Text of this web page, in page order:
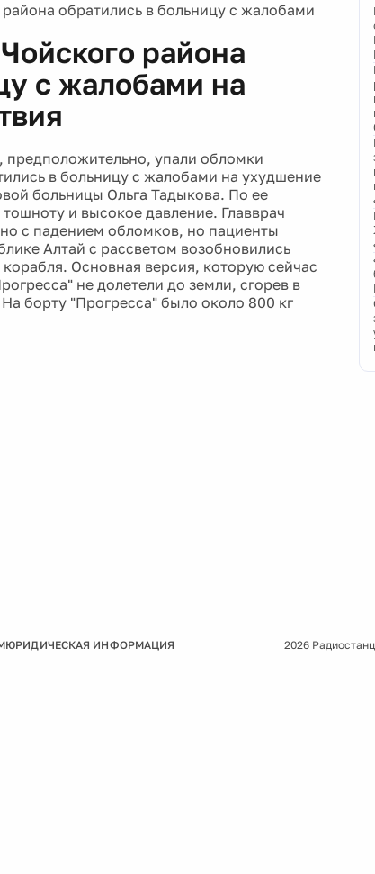
обратились в больницу с жалобами
района
с жалобами на
предположительно, упали обломки
в больницу с жалобами на ухудшение
больницы Ольга Тадыкова. По ее
и высокое давление. Главврач
с падением обломков, но пациенты
Алтай с рассветом возобновились
Основная версия, которую сейчас
не долетели до земли, сгорев в
борту "Прогресса" было около 800 кг
ЮРИДИЧЕСКАЯ ИНФОРМАЦИЯ 2026